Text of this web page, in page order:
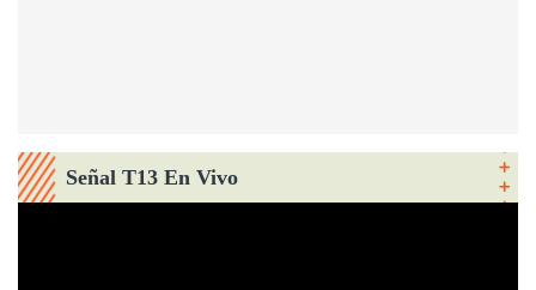
Señal T13 En Vivo